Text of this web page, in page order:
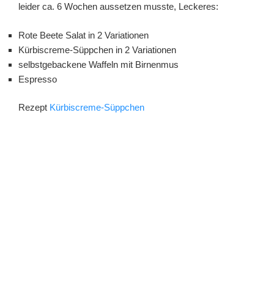
leider ca. 6 Wochen aussetzen musste, Leckeres:
Rote Beete Salat in 2 Variationen
Kürbiscreme-Süppchen in 2 Variationen
selbstgebackene Waffeln mit Birnenmus
Espresso
Rezept Kürbiscreme-Süppchen